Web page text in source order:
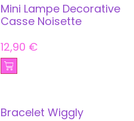
Mini Lampe Decorative
Casse Noisette
12,90 €
Bracelet Wiggly